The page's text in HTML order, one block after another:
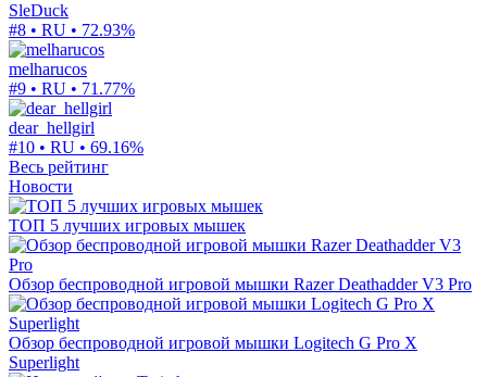
SleDuck
#8 • RU • 72.93%
melharucos
#9 • RU • 71.77%
dear_hellgirl
#10 • RU • 69.16%
Весь рейтинг
Новости
ТОП 5 лучших игровых мышек
Обзор беспроводной игровой мышки Razer Deathadder V3 Pro
Обзор беспроводной игровой мышки Logitech G Pro X
Superlight